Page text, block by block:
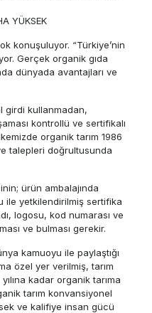
YÜKSEK
konuşuluyor. “Türkiye’nin
Gerçek organik gıda
dünyada avantajları ve
girdi kullanmadan,
kontrollü ve sertifikalı
organik tarım 1986
talepleri doğrultusunda
ürün ambalajında
ile yetkilendirilmiş sertifika
logosu, kod numarası ve
ve bulması gerekir.
kamuoyu ile paylaştığı
özel yer verilmiş, tarım
kadar organik tarıma
tarım konvansiyonel
ve kalifiye insan gücü